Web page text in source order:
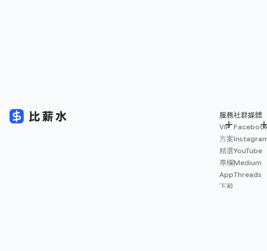
服務
VIP
方案
精選
專欄
App
下載
社群媒體
YouTube
Medium
Threads